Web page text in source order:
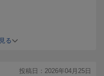
る
投稿日：2026年04月25日